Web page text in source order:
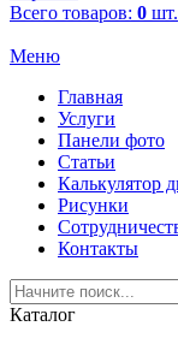
Всего товаров: 0 шт.
Меню
Главная
Услуги
Панели фото
Статьи
Калькулятор
Рисунки
Контакты
Каталог